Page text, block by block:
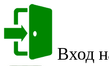
Вход